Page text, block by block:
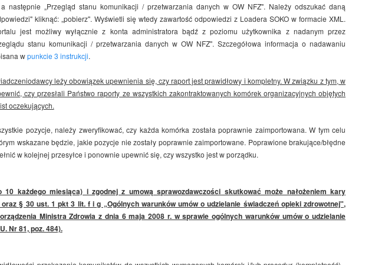
następnie „Przegląd stanu komunikacji / przetwarzania danych w OW NFZ". Należy odszukać daną
kliknąć: „pobierz". Wyświetli się wtedy zawartość odpowiedzi z Loadera SOKO w formacie XML.
jest możliwy wyłącznie z konta administratora bądź z poziomu użytkownika z nadanym przez
stanu komunikacji / przetwarzania danych w OW NFZ". Szczegółowa informacja o nadawaniu
wpunkcie 3 instrukcji.
leży obowiązek upewnienia się, czy raport jest prawidłowy i kompletny. W związku z tym, w
czy przesłali Państwo raporty ze wszystkich zakontraktowanych komórek organizacyjnych objętych
oczekujących.
pozycje, należy zweryfikować, czy każda komórka została poprawnie zaimportowana. W tym celu
wskazane będzie, jakie pozycje nie zostały poprawnie zaimportowane. Poprawione brakujące/błędne
w kolejnej przesyłce i ponownie upewnić się, czy wszystko jest w porządku.
10 każdego miesiąca) i zgodnej z umową sprawozdawczości skutkować może nałożeniem kary
§ 30 ust. 1 pkt 3 lit. f i g „Ogólnych warunków umów o udzielanie świadczeń opieki zdrowotnej",
Ministra Zdrowia z dnia 6 maja 2008 r. w sprawie ogólnych warunków umów o udzielanie
Nr 81, poz. 484).